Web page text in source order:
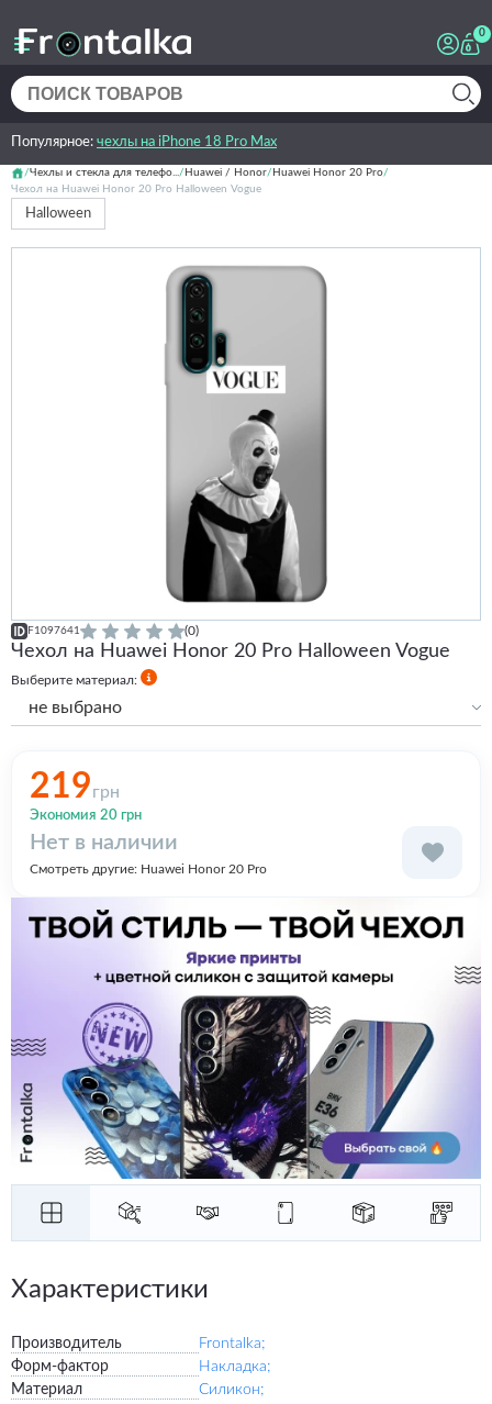
0
Популярное: чехлы на iPhone 18 Pro Max
Чехлы и стекла для телефо... Huawei / Honor
Huawei Honor 20 Pro
Чехол на Huawei Honor 20 Pro Halloween Vogue
Halloween
F1097641 (0)
Чехол на Huawei Honor 20 Pro Halloween Vogue
Выберите материал:
не выбрано
219грн
Экономия 20 грн
Нет в наличии
Смотреть другие: Huawei Honor 20 Pro
Характеристики
Производитель
Frontalka;
Форм-фактор
Накладка;
Материал
Силикон;